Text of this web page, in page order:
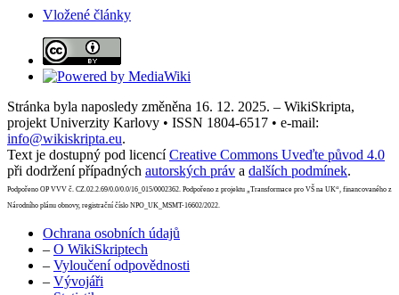
Vložené články
Stránka byla naposledy změněna 16. 12. 2025. – WikiSkripta,
projekt Univerzity Karlovy • ISSN 1804-6517 • e-mail:
info@wikiskripta.eu.
Text je dostupný pod licencíCreative Commons Uveďte původ 4.0
při dodržení případných autorských práv a dalších podmínek.
Podpořeno OP VVV č. CZ.02.2.69/0.0/0.0/16_015/0002362. Podpořeno z projektu „Transformace pro VŠ na UK“, financovaného z
Národního plánu obnovy, registrační číslo NPO_UK_MSMT-16602/2022.
Ochrana osobních údajů
– O WikiSkriptech
– Vyloučení odpovědnosti
– Vývojáři